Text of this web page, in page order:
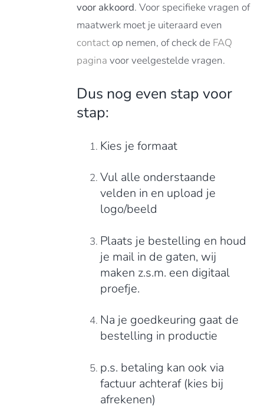
voor akkoord. Voor specifieke vragen of
maatwerk moet je uiteraard even
contactop nemen, of check de FAQ
pagina voor veelgestelde vragen.
Dus nog even stap voor
stap:
Kies je formaat
Vul alle onderstaande
velden in en upload je
logo/beeld
Plaats je bestelling en houd
je mail in de gaten, wij
maken z.s.m. een digitaal
proefje.
Na je goedkeuring gaat de
bestelling in productie
p.s. betaling kan ook via
factuur achteraf (kies bij
afrekenen)